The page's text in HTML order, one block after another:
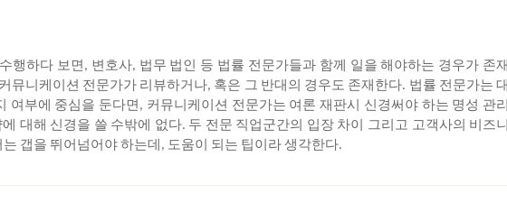
수행하다 보면 , 변호사, 법무 법인 등 법률 전문가들과 함께 일을 해야하는 경우가 존재
커뮤니케이션 전문가가 리뷰하거나, 혹은 그 반대의 경우도 존재한다. 법률 전문가는 대
여부에 중심을 둔다면 , 커뮤니케이션 전문가는 여론 재판시 신경써야 하는 명성 관리
대해 신경을 쓸 수밖에 없다. 두 전문 직업군간의 입장 차이 그리고 고객사의 비즈니
는 갭을 뛰어넘어야하는데 , 도움이 되는 팁이라생각한다.